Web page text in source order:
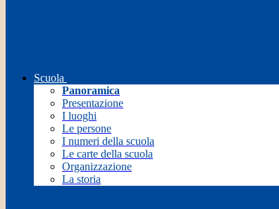
Scuola
Panoramica
Presentazione
I luoghi
Le persone
I numeri della scuola
Le carte della scuola
Organizzazione
La storia